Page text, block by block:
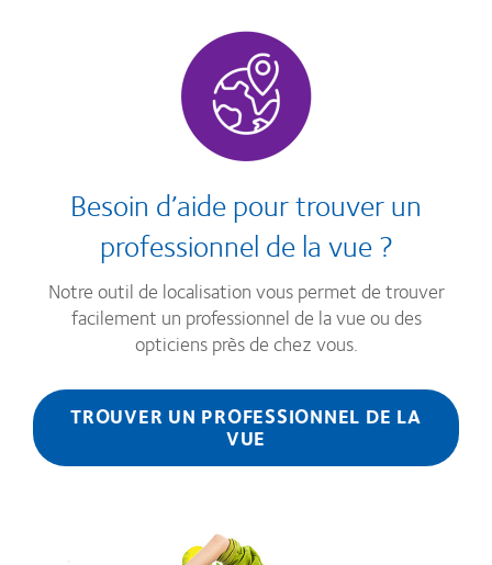
Besoin d’aide pour trouver un
professionnel de la vue ?
Notre outil de localisation vous permet de trouver
facilement un professionnel de la vue ou des
opticiens près de chez vous.
TROUVER UN PROFESSIONNEL DE LA
VUE